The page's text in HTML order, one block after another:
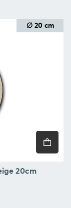
∅ 20 cm
20cm